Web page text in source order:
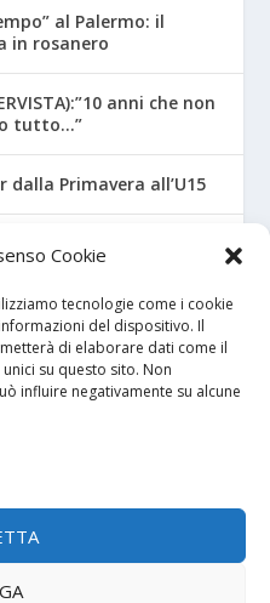
Cookie
tecnologie come i cookie
del dispositivo. Il
di elaborare dati come il
su questo sito. Non
influire negativamente su alcune
al Palermo: il
in rosanero
anni che non
tutto…”
dalla Primavera all’U15
17, novità sui nuovi